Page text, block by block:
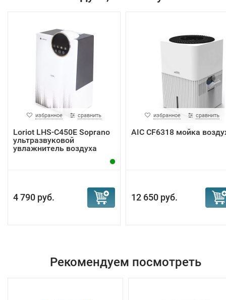
избранное сравнить
Loriot LHS-C450E Soprano
ультразвуковой
увлажнитель воздуха
4 790 руб.
избранное сравнить
AIC CF6318 мойка
12 650 руб.
Рекомендуем посмотреть